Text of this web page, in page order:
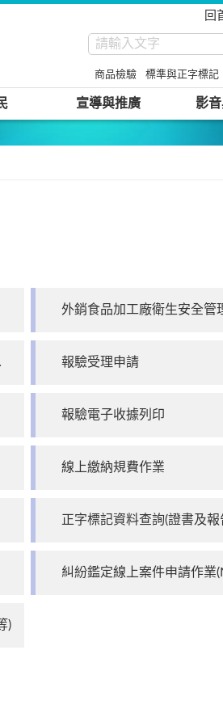
回
商品檢驗 標準與正字標記
宣導與推廣 影
外銷食品加工廠衛生安全管
作業 報驗受理申請
報驗電子收據列印
線上繳納規費作業
正字標記資料查詢(證書及報
糾紛鑑定線上案件申請作業
)